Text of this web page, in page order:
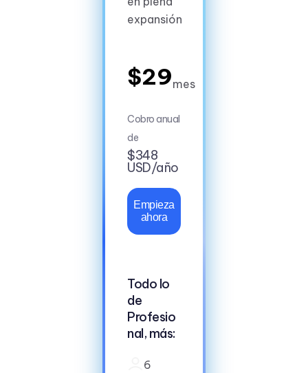
expansión
$29mes
Cobro anual
de
$348
USD/año
Empieza
ahora
Todo lo
de
Profesio
nal, más:
6